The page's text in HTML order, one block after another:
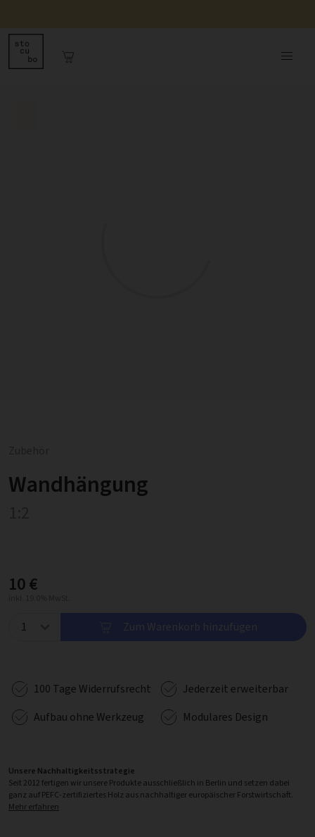
Wandhängung
10 €
Zum Warenkorb hinzufügen
100 Tage Widerrufsrecht
Jederzeit erweiterbar
Aufbau ohne Werkzeug
Modulares Design
Unsere Nachhaltigkeitsstrategie
Seit 2012 fertigen wir unsere Produkte ausschließlich in Berlin und setzen dabei
ganz auf PEFC-zertifiziertes Holz aus nachhaltiger europäischer Forstwirtschaft.
Mehr erfahren